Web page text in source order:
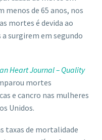
menos de 65 anos, nos
mortes é devida ao
a surgirem em segundo
Heart Journal – Quality
mortes
e cancro nas mulheres
Unidos.
taxas de mortalidade